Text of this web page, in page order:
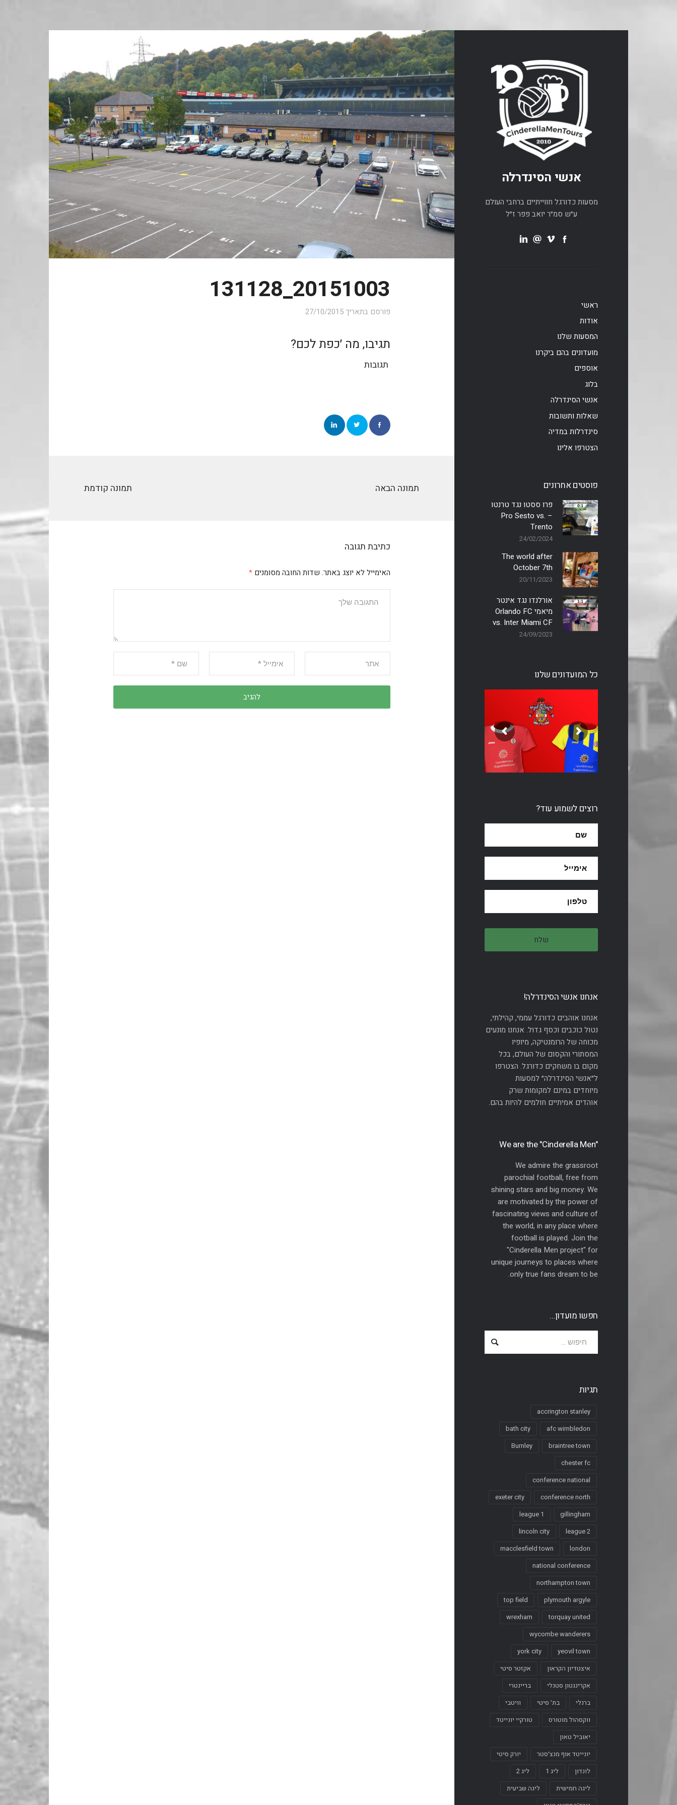
אנשי הסינדרלה
מסעות כדורגל חווייתיים ברחבי העולם
ע״ש סמ״ר יואב פפר ז״ל
ראשי
אודות
המסעות שלנו
מועדונים בהם ביקרנו
אוספים
בלוג
אנשי הסינדרלה
שאלות ותשובות
סינדרלות במדיה
הצטרפו אלינו
פוסטים אחרונים
פרו ססטו נגד טרנטו
– Pro Sesto vs.
Trento
24/02/2024
The world after
October 7th
20/11/2023
אורלנדו נגד אינטר
מיאמי Orlando FC
vs. Inter Miami CF
24/09/2023
כל המועדונים שלנו
רוצים לשמוע עוד?
אנחנו אנשי הסינדרלה!
אנחנו אוהבים כדורגל עממי, קהילתי,
נטול כוכבים וכסף גדול. אנחנו מונעים
מכוחה של הרומנטיקה, מיופיו
המסתורי והקסום של העולם, בכל
מקום בו משחקים כדורגל. הצטרפו
ל״אנשי הסינדרלה״ למסעות
מיוחדים במינם למקומות שרק
אוהדים אמיתיים חולמים להיות בהם.
"We are the "Cinderella Men
We admire the grassroot
parochial football, free from
shining stars and big money. We
are motivated by the power of
fascinating views and culture of
the world, in any place where
football is played. Join the
"Cinderella Men project" for
unique journeys to places where
only true fans dream to be.
חפשו מועדון…
תגיות
accrington stanley
afc wimbledon
bath city
braintree town
Burnley
chester fc
conference national
conference north
exeter city
gillingham
league 1
league 2
lincoln city
london
macclesfield town
national conference
northampton town
plymouth argyle
top field
torquay united
wrexham
wycombe wanderers
yeovil town
york city
איצטדיון הקראון
אקזטר סיטי
אקרינגטון סטנלי
בריינטרי
ברנלי
בת׳ סיטי
וויטבי
ווקסהול מוטורס
טורקיי יונייטד
יאוביל טאון
יונייטד אוף מנצ׳סטר
יורק סיטי
לונדון
ליג 1
ליג 2
ליגה חמישית
ליגה שביעית
20151003_131128
פורסם בתאריך27/10/2015
תגיבו, מה ׳כפת לכם?
תגובות
תמונה קודמת תמונה הבאה
כתיבת תגובה
האימייל לא יוצג באתר. שדות החובה מסומנים*